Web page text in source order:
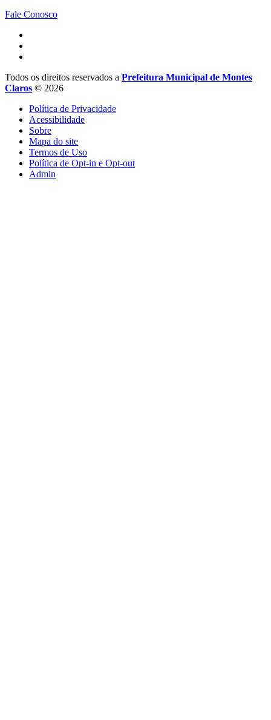
Fale Conosco
Todos os direitos reservados a Prefeitura Municipal de Montes
Claros © 2026
Política de Privacidade
Acessibilidade
Sobre
Mapa do site
Termos de Uso
Política de Opt-in e Opt-out
Admin